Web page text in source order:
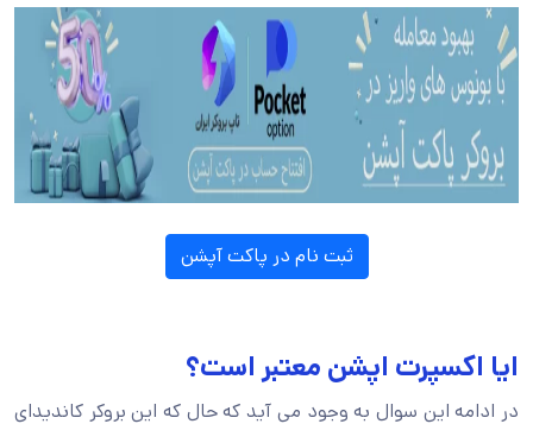
ثبت نام در پاکت آپشن
ایا اکسپرت اپشن معتبر است؟
در ادامه این سوال به وجود می آید که حال که این بروکر کاندیدای